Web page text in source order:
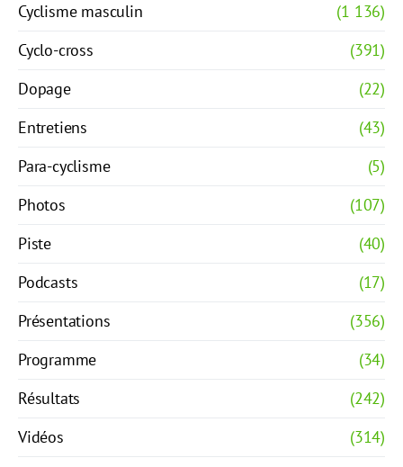
Cyclisme masculin
(1 136)
Cyclo-cross
(391)
Dopage
(22)
Entretiens
(43)
Para-cyclisme
(5)
Photos
(107)
Piste
(40)
Podcasts
(17)
Présentations
(356)
Programme
(34)
Résultats
(242)
Vidéos
(314)